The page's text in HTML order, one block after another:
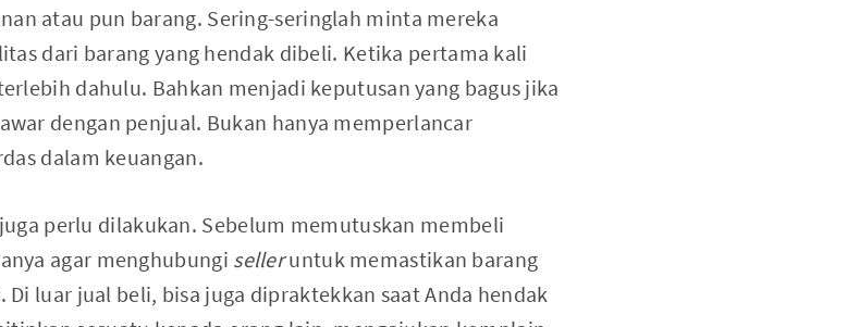
atau pun barang. Sering-seringlah minta mereka
dari barang yang hendak dibeli. Ketika pertama kali
dahulu. Bahkan menjadi keputusan yang bagus jika
dengan penjual. Bukan hanya memperlancar
dalam keuangan.
perlu dilakukan. Sebelum memutuskan membeli
agar menghubungi selleruntuk memastikan barang
luar jual beli, bisa juga dipraktekkan saat Anda hendak